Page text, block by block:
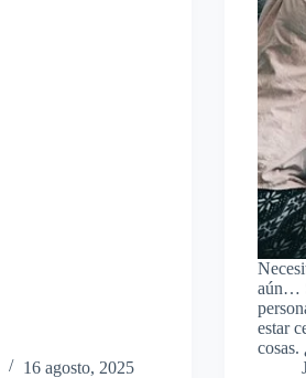
16 agosto, 2025
aún…
estar